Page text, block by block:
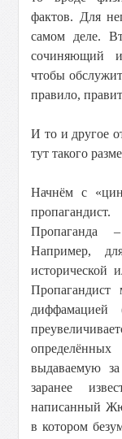
фактов. Для
самом деле.
сочиняющий
чтобы
правило,
И то и другое
тут такого
Начнём с
Пропаганда
Например,
исторической
Пропагандист
диффамацией
выдаваемую
заранее
написанный
в котором